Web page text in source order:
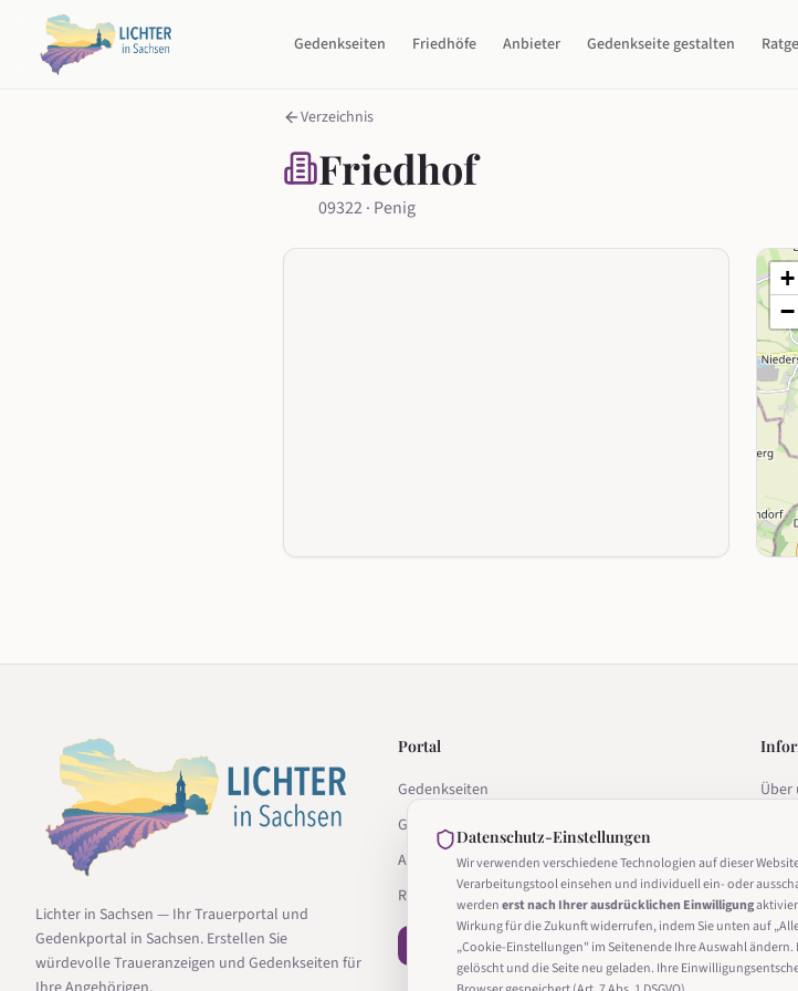
Gedenkseiten Friedhöfe Anbieter Gedenkseite gestalten
Verzeichnis
Friedhof
09322 · Penig
+
−
Lichter in Sachsen — Ihr Trauerportal und
Gedenkportal in Sachsen. Erstellen Sie
würdevolle Traueranzeigen und Gedenkseiten für
Portal
Gedenkseiten
Gedenkseite gestalten
Anbieter
Ratgeber
− Vertrag widerrufen
Über
Datenschutz-Einstellungen
Wir verwenden verschiedene Technologien auf dieser
Verarbeitungstool einsehen und individuell ein- oder
werdenerst nach Ihrer ausdrücklichen Einwilligung
Wirkung für die Zukunft widerrufen, indem Sie unten auf
„Cookie-Einstellungen" im Seitenende Ihre Auswahl
gelöscht und die Seite neu geladen. Ihre